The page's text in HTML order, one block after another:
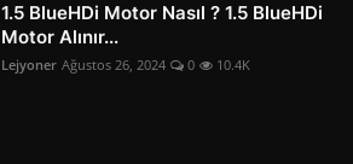
1.5 BlueHDi Motor Nasıl ? 1.5 BlueHDi
Motor Alınır...
Lejyoner Ağustos 26, 2024 0 10.4K